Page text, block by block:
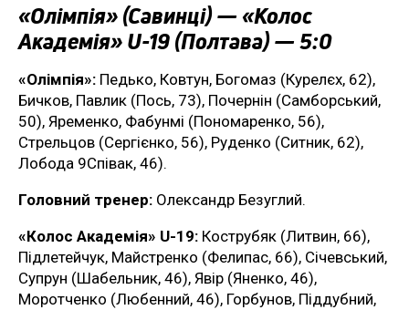
«Олімпія» (Савинці) — «Колос
Академія» U-19 (Полтава) — 5:0
«Олімпія»: Педько, Ковтун, Богомаз (Курелєх, 62),
Бичков, Павлик (Пось, 73), Почернін (Самборський,
50), Яременко, Фабунмі (Пономаренко, 56),
Стрельцов (Сергієнко, 56), Руденко (Ситник, 62),
Лобода 9Співак, 46).
Головний тренер: Олександр Безуглий.
«Колос Академія» U-19: Кострубяк (Литвин, 66),
Підлетейчук, Майстренко (Фелипас, 66), Січевський,
Супрун (Шабельник, 46), Явір (Яненко, 46),
Моротченко (Любенний, 46), Горбунов, Піддубний,